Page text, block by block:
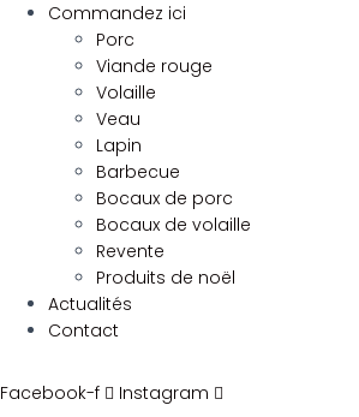
Commandez ici
Porc
Viande rouge
Volaille
Veau
Lapin
Barbecue
Bocaux de porc
Bocaux de volaille
Revente
Produits de noël
Actualités
Contact
Facebook-f Instagram